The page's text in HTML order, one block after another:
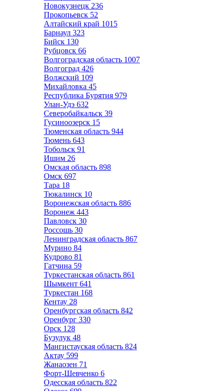
Новокузнецк 236
Прокопьевск 52
Алтайский край 1015
Барнаул 323
Бийск 130
Рубцовск 66
Волгоградская область 1007
Волгоград 426
Волжский 109
Михайловка 45
Республика Бурятия 979
Улан-Удэ 632
Северобайкальск 39
Гусиноозерск 15
Тюменская область 944
Тюмень 643
Тобольск 91
Ишим 26
Омская область 898
Омск 697
Тара 18
Тюкалинск 10
Воронежская область 886
Воронеж 443
Павловск 30
Россошь 30
Ленинградская область 867
Мурино 84
Кудрово 81
Гатчина 59
Туркестанская область 861
Шымкент 641
Туркестан 168
Кентау 28
Оренбургская область 842
Оренбург 330
Орск 128
Бузулук 48
Мангистауская область 824
Актау 599
Жанаозен 71
Форт-Шевченко 6
Одесская область 822